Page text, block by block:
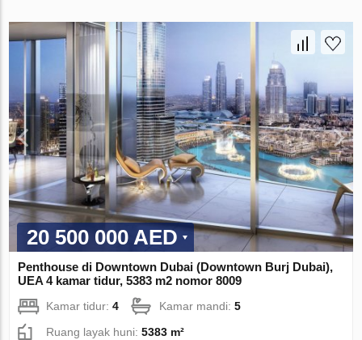
20 500 000 AED
Penthouse di Downtown Dubai (Downtown Burj Dubai),
UEA 4 kamar tidur, 5383 m2 nomor 8009
Kamar tidur:4 Kamar mandi:5
Ruang layak huni:5383 m²